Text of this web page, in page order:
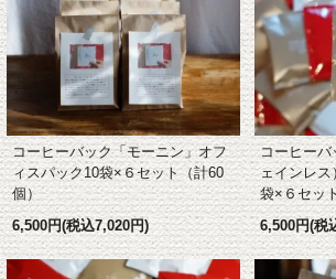
コーヒーバック「モーニン」オフ
ィスパック10袋×６セット（計60
個）
6,500円(税込7,020円)
コーヒー
ェインレス
袋×６セッ
6,500円(税